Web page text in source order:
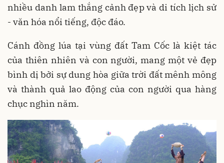
nhiều danh lam thắng cảnh đẹp và di tích lịch sử
- văn hóa nổi tiếng, độc đáo.
Cánh đồng lúa tại vùng đất Tam Cốc là kiệt tác
của thiên nhiên và con người, mang một vẻ đẹp
bình dị bởi sự dung hòa giữa trời đất mênh mông
và thành quả lao động của con người qua hàng
chục nghìn năm.